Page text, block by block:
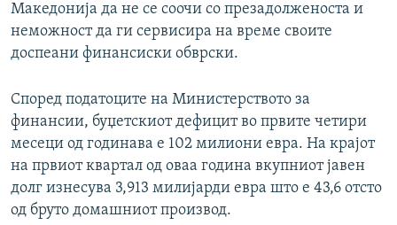
Македонија да не се соочи со презадолженоста и
неможност да ги сервисира на време своите
доспеани финансиски обврски.
Според податоците на Министерството за
финансии, буџетскиот дефицит во првите четири
месеци од годинава е 102 милиони евра. На крајот
на првиот квартал од оваа година вкупниот јавен
долг изнесува 3,913 милијарди евра што е 43,6 отсто
од бруто домашниот производ.